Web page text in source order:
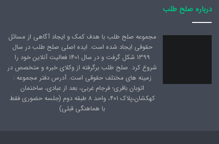
درباره صلح طلب
مجموعه صلح طلب با هدف کمک و ایجاد آگاهی از مسائل
حقوقی ایجاد شده است. ایده اصلی صلح طلب در سال
1399 شکل گرفت و در سال 1401 فعالیت آنلاین خود را
شروع کرد. صلح طلب برگرفته از وکلای خبره و متخصص در
زمینه های مختلف حقوقی است. آدرس دفتر مجموعه :
اتوبان باقری؛ فرجام غربی، بعد از عبادی، ساختمان
کهکشان،پلاک ۴۰۱، واحد ۸ طبقه دوم (جلسه حضوری فقط
با هماهنگی قبلی)